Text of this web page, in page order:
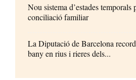
Nou sistema d’estades temporals
conciliació familiar
La Diputació de Barcelona
bany en rius i rieres dels...